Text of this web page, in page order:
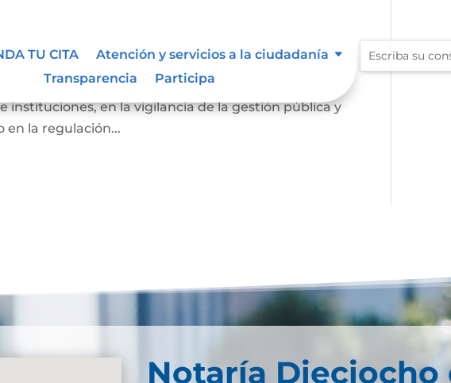
TU CITA
Atención y servicios a la ciudadanía
Transparencia
Participa
ciudadanos a participar, de manera individual o a
instituciones, en la vigilancia de la gestión pública y
en la regulación...
Notaría Dieciocho